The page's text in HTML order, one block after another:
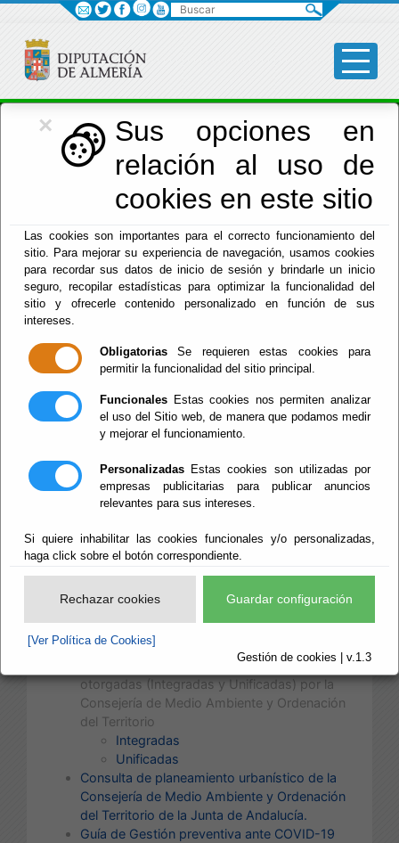
×
Sus opciones en
relación al uso de
cookies en este sitio
Las cookies son importantes para el correcto funcionamiento del
sitio. Para mejorar su experiencia de navegación, usamos cookies
para recordar sus datos de inicio de sesión y brindarle un inicio
seguro, recopilar estadísticas para optimizar la funcionalidad del
sitio y ofrecerle contenido personalizado en función de sus
intereses.
Obligatorias Se requieren estas cookies para
permitir la funcionalidad del sitio principal.
Funcionales Estas cookies nos permiten analizar
el uso del Sitio web, de manera que podamos medir
y mejorar el funcionamiento.
Personalizadas Estas cookies son utilizadas por
empresas publicitarias para publicar anuncios
relevantes para sus intereses.
Si quiere inhabilitar las cookies funcionales y/o personalizadas,
haga click sobre el botón correspondiente.
Rechazar cookies Guardar configuración
[Ver Política de Cookies]
Gestión de cookies | v.1.3
Asistencia Municipios
Menú Asistencia Municipios
Enlaces de
interés
Locales (E.I.E.L.) Diputación de Almería
Urbanismo en Red
Legislación consolidada
Legislación consolidada del Instituto Andaluz
de Administraciones Públicas
Web del Código Técnico de la Edificación
(CTE)
Red de Información Ambiental (REDIAM) de la
Consejería de Medio Ambiente y Ordenación
del Territorio de la Junta de Andalucía
Consulta de Autorizaciones Ambientales
otorgadas (Integradas y Unificadas) por la
Consejería de Medio Ambiente y Ordenación
del Territorio
Integradas
Unificadas
Consulta de planeamiento urbanístico de la
Consejería de Medio Ambiente y Ordenación
del Territorio de la Junta de Andalucía.
Guía de Gestión preventiva ante COVID-19
Buscar